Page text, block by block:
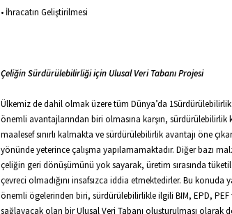
• İhracatın Geliştirilmesi
Çeliğin Sürdürülebilirliği için Ulusal Veri Tabanı Projesi
Ülkemiz de dahil olmak üzere tüm Dünya’da
önemli avantajlarından biri olmasına karşın, sürdürülebilirlik
maalesef sınırlı kalmakta ve sürdürülebilirlik avantajı öne
yönünde yeterince çalışma yapılamamaktadır. Diğer bazı
çeliğin geri dönüşümünü yok sayarak, üretim sırasında
çevreci olmadığını insafsızca iddia etmektedirler. Bu konuda
önemli ögelerinden biri, sürdürülebilirlikle ilgili BIM, EPD,
sağlayacak olan bir Ulusal Veri Tabanı oluşturulması olarak